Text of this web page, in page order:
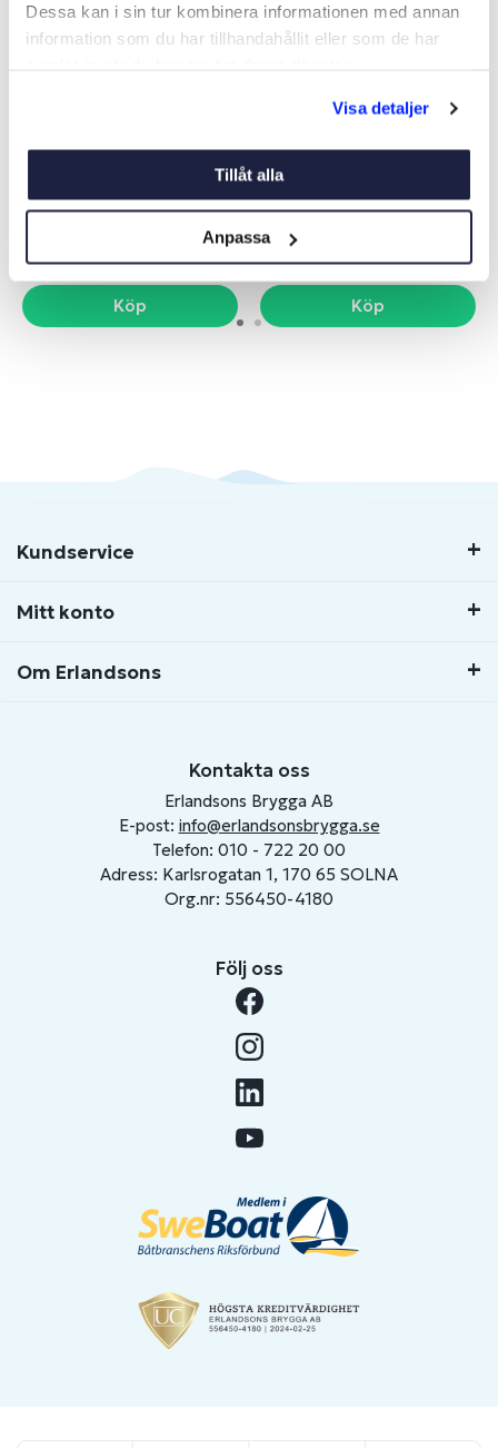
Dessa kan i sin tur kombinera informationen med annan
information som du har tillhandahållit eller som de har
Visa detaljer
Tillåt alla
Anpassa
POLERAD 25CM DIETZ
295 kr
Köp
25CM DIETZ
Art nr:
195 kr
Köp
Kundservice
Mitt konto
Om Erlandsons
Kontakta oss
Erlandsons Brygga AB
E-post: info@erlandsonsbrygga.se
Telefon: 010 - 722 20 00
Adress: Karlsrogatan 1, 170 65 SOLNA
Org.nr: 556450-4180
Följ oss